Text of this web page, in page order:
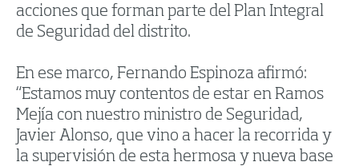
acciones que forman parte del Plan Integral
de Seguridad del distrito.
En ese marco, Fernando Espinoza afirmó:
“Estamos muy contentos de estar en Ramos
Mejía con nuestro ministro de Seguridad,
Javier Alonso, que vino a hacer la recorrida y
la supervisión de esta hermosa y nueva base